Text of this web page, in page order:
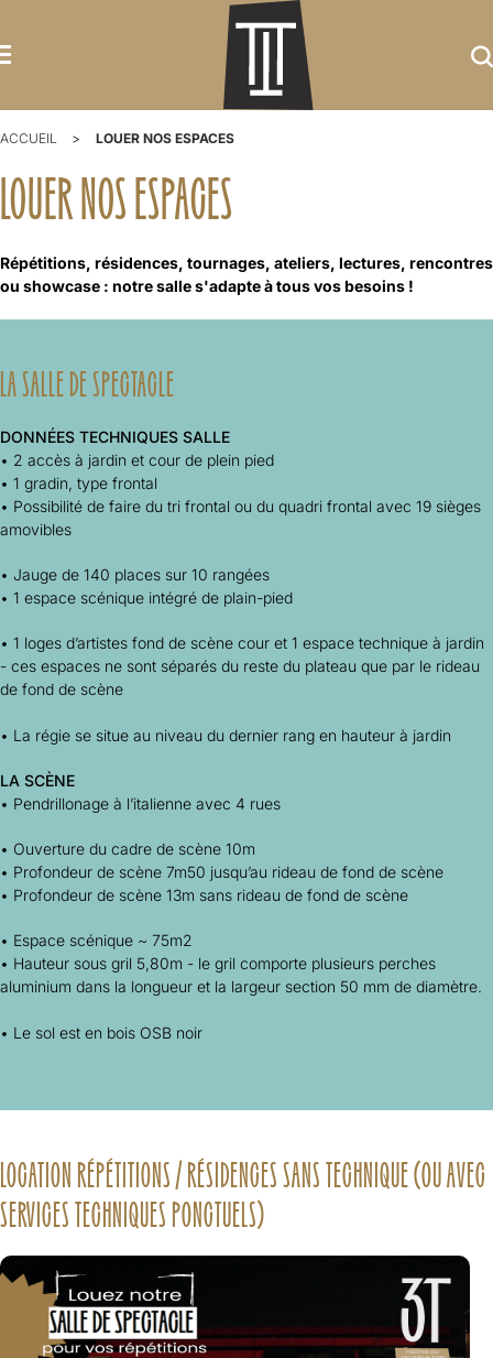
ACCUEIL LOUER NOS ESPACES
LOUER NOS ESPACES
Répétitions, résidences, tournages, ateliers, lectures, rencontres
ou showcase : notre salle s'adapte à tous vos besoins !
LA SALLE DE SPECTACLE
DONNÉES TECHNIQUES SALLE
• 2 accès à jardin et cour de plein pied
• 1 gradin, type frontal
• Possibilité de faire du tri frontal ou du quadri frontal avec 19 sièges
amovibles
• Jauge de 140 places sur 10 rangées
• 1 espace scénique intégré de plain-pied
• 1 loges d’artistes fond de scène cour et 1 espace technique à jardin
- ces espaces ne sont séparés du reste du plateau que par le rideau
de fond de scène
• La régie se situe au niveau du dernier rang en hauteur à jardin
LA SCÈNE
• Pendrillonage à l’italienne avec 4 rues
• Ouverture du cadre de scène 10m
• Profondeur de scène 7m50 jusqu’au rideau de fond de scène
• Profondeur de scène 13m sans rideau de fond de scène
• Espace scénique ~ 75m2
• Hauteur sous gril 5,80m - le gril comporte plusieurs perches
aluminium dans la longueur et la largeur section 50 mm de diamètre.
• Le sol est en bois OSB noir
LOCATION RÉPÉTITIONS / RÉSIDENCES SANS TECHNIQUE (OU AVEC
SERVICES TECHNIQUES PONCTUELS)